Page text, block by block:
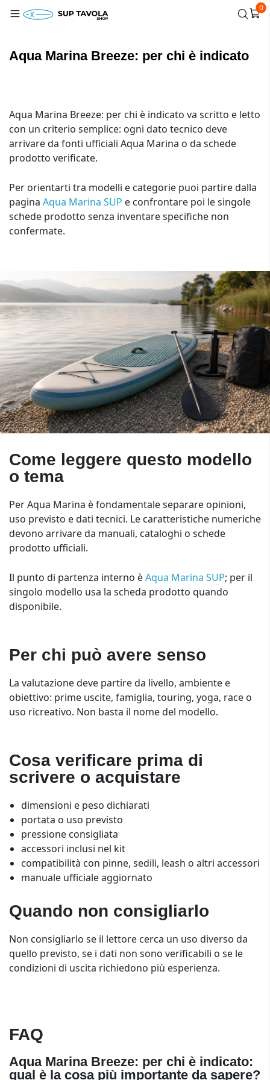
0
Aqua Marina Breeze: per chi è indicato
Aqua Marina Breeze: per chi è indicato va scritto e letto
con un criterio semplice: ogni dato tecnico deve
arrivare da fonti ufficiali Aqua Marina o da schede
prodotto verificate.
Per orientarti tra modelli e categorie puoi partire dalla
pagina Aqua Marina SUP e confrontare poi le singole
schede prodotto senza inventare specifiche non
confermate.
Come leggere questo modello
o tema
Per Aqua Marina è fondamentale separare opinioni,
uso previsto e dati tecnici. Le caratteristiche numeriche
devono arrivare da manuali, cataloghi o schede
prodotto ufficiali.
Il punto di partenza interno èAqua Marina SUP; per il
singolo modello usa la scheda prodotto quando
disponibile.
Per chi può avere senso
La valutazione deve partire da livello, ambiente e
obiettivo: prime uscite, famiglia, touring, yoga, race o
uso ricreativo. Non basta il nome del modello.
Cosa verificare prima di
scrivere o acquistare
dimensioni e peso dichiarati
portata o uso previsto
pressione consigliata
accessori inclusi nel kit
compatibilità con pinne, sedili, leash o altri accessori
manuale ufficiale aggiornato
Quando non consigliarlo
Non consigliarlo se il lettore cerca un uso diverso da
quello previsto, se i dati non sono verificabili o se le
condizioni di uscita richiedono più esperienza.
FAQ
Aqua Marina Breeze: per chi è indicato:
qual è la cosa più importante da sapere?